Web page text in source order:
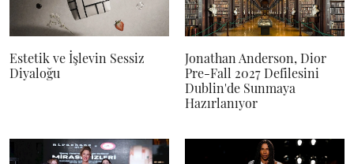
Estetik ve İşlevin Sessiz
Diyaloğu
Jonathan Anderson, Dior
Pre-Fall 2027 Defilesini
Dublin'de Sunmaya
Hazırlanıyor